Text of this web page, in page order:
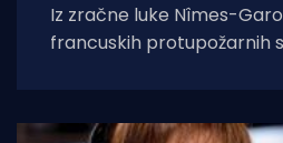
Iz zračne luke Nîmes-
francuskih protupožarnih